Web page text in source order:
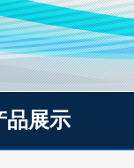
品展示